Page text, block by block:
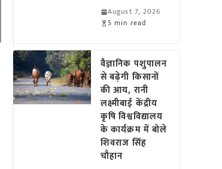
August 7, 2026
5 min read
वैज्ञानिक पशुपालन
से बढ़ेगी किसानों
की आय, रानी
लक्ष्मीबाई केंद्रीय
कृषि विश्वविद्यालय
के कार्यक्रम में बोले
शिवराज सिंह
चौहान